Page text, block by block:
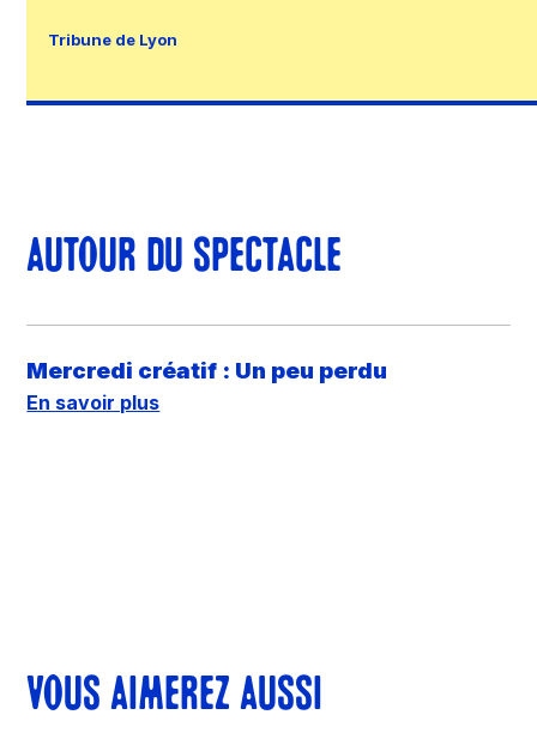
Tribune de Lyon
AUTOUR DU SPECTACLE
Mercredi créatif : Un peu perdu
En savoir plus
VOUS AIMEREZ AUSSI